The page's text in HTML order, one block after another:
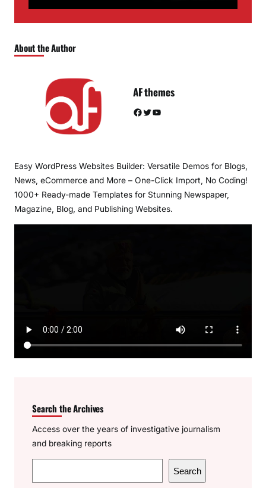
About the Author
AF themes
Facebook Twitter YouTube
Easy WordPress Websites Builder: Versatile Demos for Blogs,
News, eCommerce and More – One-Click Import, No Coding!
1000+ Ready-made Templates for Stunning Newspaper,
Magazine, Blog, and Publishing Websites.
Search the Archives
Access over the years of investigative journalism
and breaking reports
e
Search